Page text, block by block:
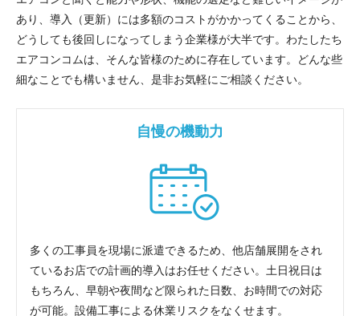
あり、導入（更新）には多額のコストがかかってくることから、
どうしても後回しになってしまう企業様が大半です。わたしたち
エアコンコムは、そんな皆様のために存在しています。どんな些
細なことでも構いません、是非お気軽にご相談ください。
自慢の機動力
多くの工事員を現場に派遣できるため、他店舗展開をされ
ているお店での計画的導入はお任せください。土日祝日は
もちろん、早朝や夜間など限られた日数、お時間での対応
が可能。設備工事による休業リスクをなくせます。
折り返しのご連絡 お電話
メール
送信する